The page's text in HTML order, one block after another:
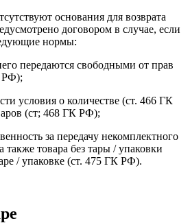
основания для возврата
договором в случае, если
нормы:
передаются свободными от прав
РФ);
условия о количестве (ст. 466 ГК
(ст; 468 ГК РФ);
за передачу некомплектного
товара без тары / упаковки
/ упаковке (ст. 475 ГК РФ).